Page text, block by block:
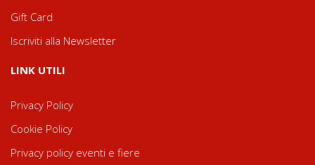
Gift Card
Iscriviti alla Newsletter
LINK UTILI
Privacy Policy
Cookie Policy
Privacy policy eventi e fiere